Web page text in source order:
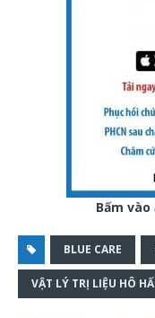
Bấm
BLUE CARE
VẬT LÝ TRỊ LIỆU HÔ